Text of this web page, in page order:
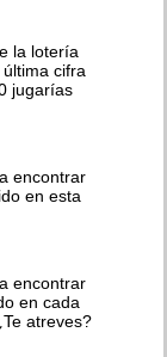
la lotería
cifra
jugarías
encontrar
en esta
encontrar
en cada
atreves?